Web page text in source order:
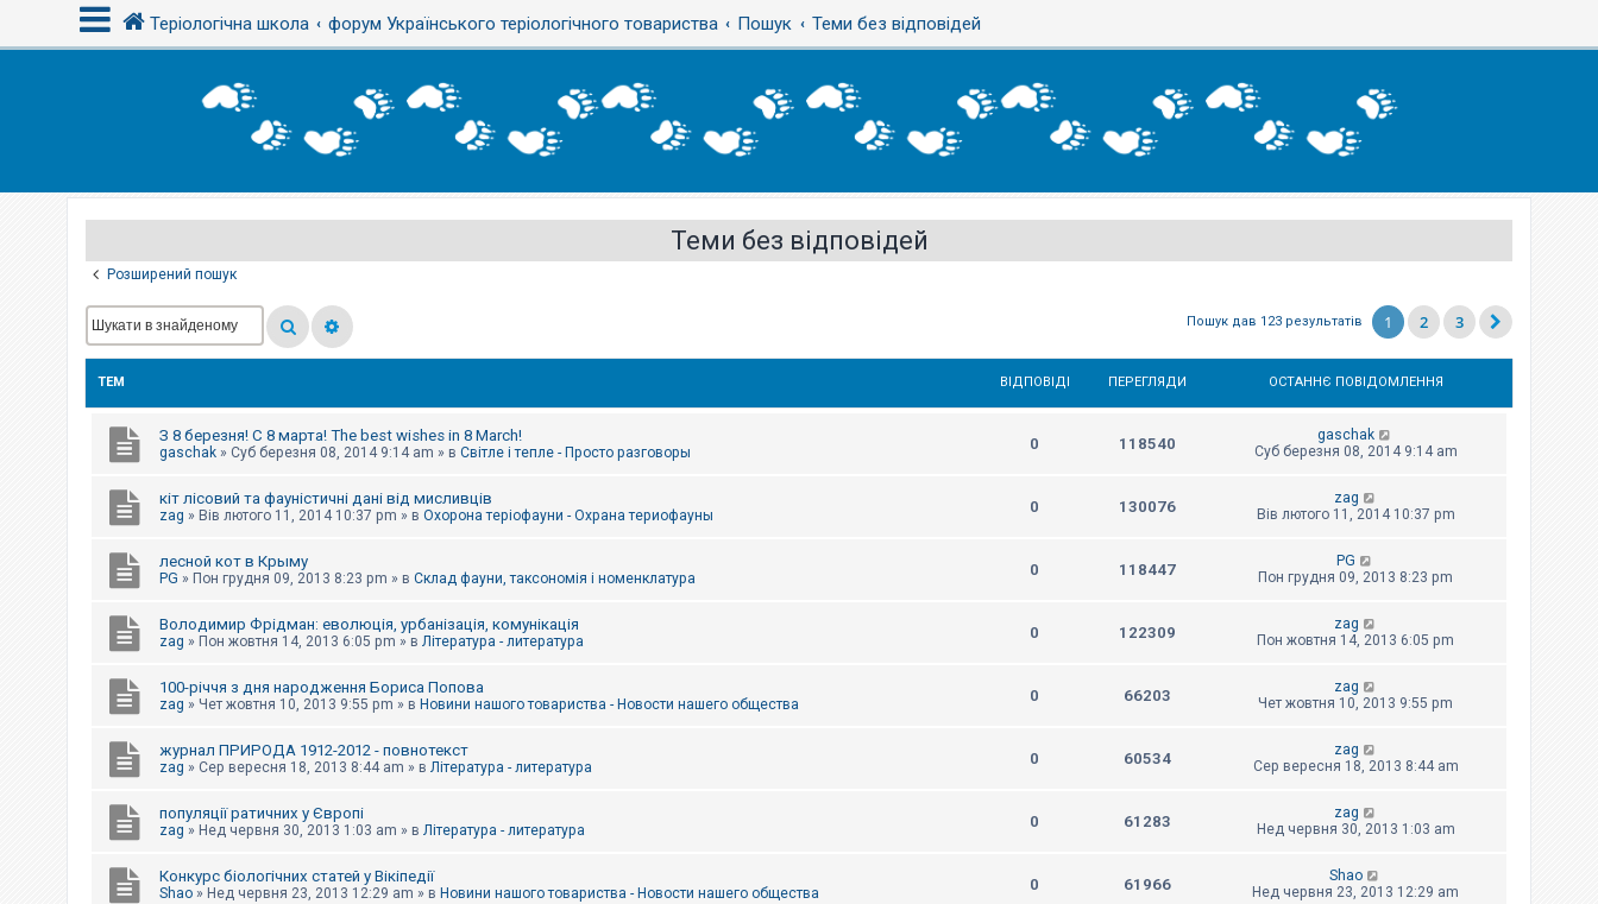
Теріологічна школа форум Українського теріологічного товариства Пошук Теми без відповідей
Теми без відповідей
Розширений пошук
Пошук дав 123 результатів 1 2 3
ТЕМ ВІДПОВІДІ ПЕРЕГЛЯДИ ОСТАННЄ ПОВІДОМЛЕННЯ
З 8 березня! С 8 марта! The best wishes in 8 March!
gaschak » Суб березня 08, 2014 9:14 am » в Світле і тепле - Просто разговоры 0 118540
gaschak
Суб березня 08, 2014 9:14 am
кіт лісовий та фауністичні дані від мисливців
zag » Вів лютого 11, 2014 10:37 pm » в Охорона теріофауни - Охрана териофауны 0 130076
zag
Вів лютого 11, 2014 10:37 pm
лесной кот в Крыму
PG » Пон грудня 09, 2013 8:23 pm » в Склад фауни, таксономія і номенклатура 0 118447
PG
Пон грудня 09, 2013 8:23 pm
Володимир Фрідман: еволюція, урбанізація, комунікація
zag » Пон жовтня 14, 2013 6:05 pm » в Література - литература 0 122309
zag
Пон жовтня 14, 2013 6:05 pm
100-річчя з дня народження Бориса Попова
zag » Чет жовтня 10, 2013 9:55 pm » в Новини нашого товариства - Новости нашего общества 0 66203
zag
Чет жовтня 10, 2013 9:55 pm
журнал ПРИРОДА 1912-2012 - повнотекст
zag » Сер вересня 18, 2013 8:44 am » в Література - литература 0 60534
zag
Сер вересня 18, 2013 8:44 am
популяції ратичних у Європі
zag » Нед червня 30, 2013 1:03 am » в Література - литература 0 61283
zag
Нед червня 30, 2013 1:03 am
Конкурс біологічних статей у Вікіпедії
Shao » Нед червня 23, 2013 12:29 am » в Новини нашого товариства - Новости нашего общества 0 61966
Shao
Нед червня 23, 2013 12:29 am